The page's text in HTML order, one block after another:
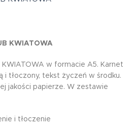
KWIATOWA
KWIATOWA w formacie A5. Karnet
i tłoczony, tekst życzeń w środku.
jakości papierze. W zestawie
i tłoczenie